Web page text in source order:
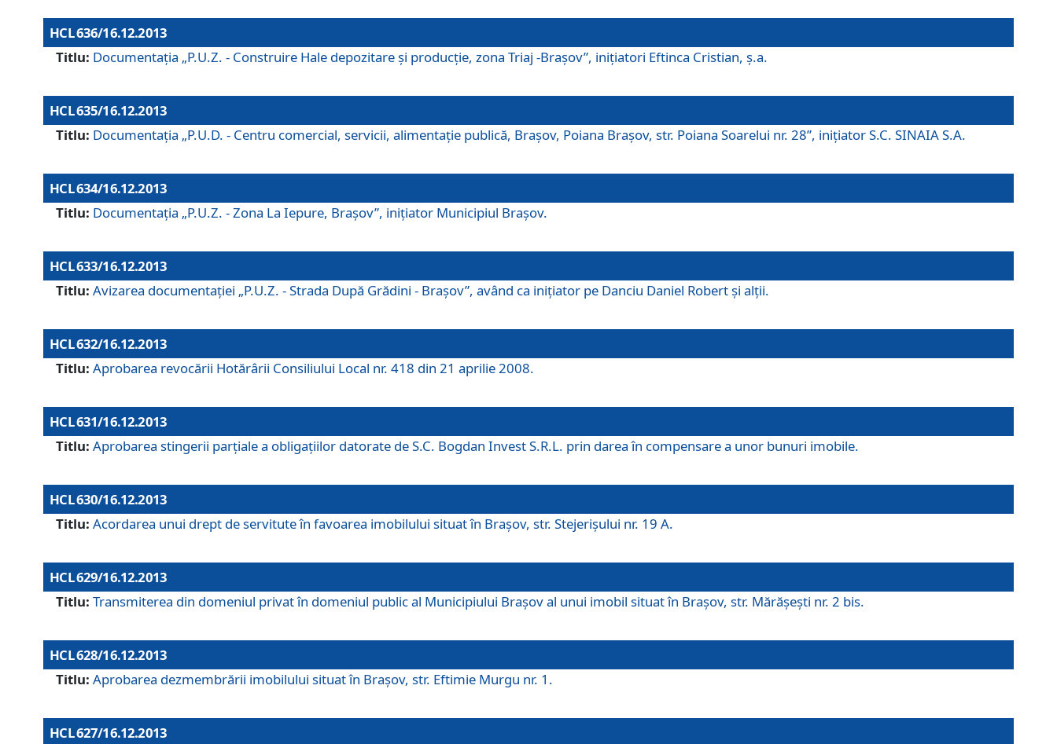
HCL 636/16.12.2013
Titlu: Documentaţia „P.U.Z. - Construire Hale depozitare şi producţie, zona Triaj -Braşov”, iniţiatori Eftinca Cristian, ş.a.
HCL 635/16.12.2013
Titlu: Documentaţia „P.U.D. - Centru comercial, servicii, alimentaţie publică, Braşov, Poiana Braşov, str. Poiana Soarelui nr. 28”, iniţiator S.C. SINAIA S.A.
HCL 634/16.12.2013
Titlu: Documentaţia „P.U.Z. - Zona La Iepure, Braşov”, iniţiator Municipiul Braşov.
HCL 633/16.12.2013
Titlu: Avizarea documentaţiei „P.U.Z. - Strada După Grădini - Braşov”, având ca iniţiator pe Danciu Daniel Robert şi alţii.
HCL 632/16.12.2013
Titlu: Aprobarea revocării Hotărârii Consiliului Local nr. 418 din 21 aprilie 2008.
HCL 631/16.12.2013
Titlu: Aprobarea stingerii parţiale a obligaţiilor datorate de S.C. Bogdan Invest S.R.L. prin darea în compensare a unor bunuri imobile.
HCL 630/16.12.2013
Titlu: Acordarea unui drept de servitute în favoarea imobilului situat în Braşov, str. Stejerişului nr. 19 A.
HCL 629/16.12.2013
Titlu: Transmiterea din domeniul privat în domeniul public al Municipiului Braşov al unui imobil situat în Braşov, str. Mărăşeşti nr. 2 bis.
HCL 628/16.12.2013
Titlu: Aprobarea dezmembrării imobilului situat în Braşov, str. Eftimie Murgu nr. 1.
HCL 627/16.12.2013